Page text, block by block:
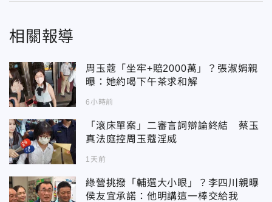
相關報導
周玉蔻「坐牢+賠2000萬」？張淑娟親
曝：她約喝下午茶求和解
6小時前
「滾床單案」二審言詞辯論終結 蔡玉
真法庭控周玉蔻淫威
1天前
綠營挑撥「輔選大小眼」？李四川親曝
侯友宜承諾：他明講這一棒交給我